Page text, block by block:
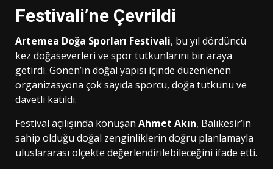
Festivali’ne Çevrildi
Artemea Doğa Sporları Festivali, bu yıl dördüncü
kez doğaseverleri ve spor tutkunlarını bir araya
getirdi. Gönen’in doğal yapısı içinde düzenlenen
organizasyona çok sayıda sporcu, doğa tutkunu ve
davetli katıldı.
Festival açılışında konuşan Ahmet Akın, Balıkesir’in
sahip olduğu doğal zenginliklerin doğru planlamayla
uluslararası ölçekte değerlendirilebileceğini ifade etti.